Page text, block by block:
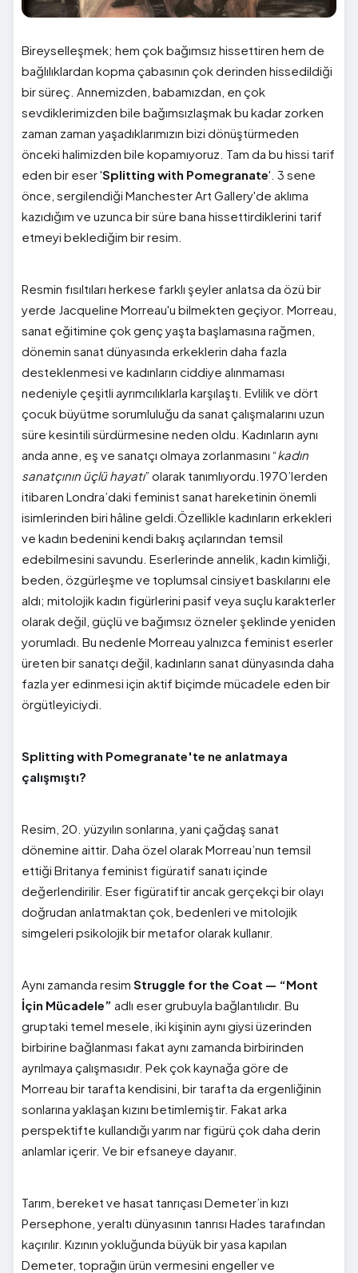
Bireyselleşmek; hem çok bağımsız hissettiren hem de
bağlılıklardan kopma çabasının çok derinden hissedildiği
bir süreç. Annemizden, babamızdan, en çok
sevdiklerimizden bile bağımsızlaşmak bu kadar zorken
zaman zaman yaşadıklarımızın bizi dönüştürmeden
önceki halimizden bile kopamıyoruz. Tam da bu hissi tarif
eden bir eser 'Splitting with Pomegranate'. 3 sene
önce, sergilendiği Manchester Art Gallery'de aklıma
kazıdığım ve uzunca bir süre bana hissettirdiklerini tarif
etmeyi beklediğim bir resim.
Resmin fısıltıları herkese farklı şeyler anlatsa da özü bir
yerde Jacqueline Morreau'u bilmekten geçiyor. Morreau,
sanat eğitimine çok genç yaşta başlamasına rağmen,
dönemin sanat dünyasında erkeklerin daha fazla
desteklenmesi ve kadınların ciddiye alınmaması
nedeniyle çeşitli ayrımcılıklarla karşılaştı. Evlilik ve dört
çocuk büyütme sorumluluğu da sanat çalışmalarını uzun
süre kesintili sürdürmesine neden oldu. Kadınların aynı
anda anne, eş ve sanatçı olmaya zorlanmasını “kadın
sanatçının üçlü hayatı” olarak tanımlıyordu.1970’lerden
itibaren Londra’daki feminist sanat hareketinin önemli
isimlerinden biri hâline geldi.Özellikle kadınların erkekleri
ve kadın bedenini kendi bakış açılarından temsil
edebilmesini savundu. Eserlerinde annelik, kadın kimliği,
beden, özgürleşme ve toplumsal cinsiyet baskılarını ele
aldı; mitolojik kadın figürlerini pasif veya suçlu karakterler
olarak değil, güçlü ve bağımsız özneler şeklinde yeniden
yorumladı. Bu nedenle Morreau yalnızca feminist eserler
üreten bir sanatçı değil, kadınların sanat dünyasında daha
fazla yer edinmesi için aktif biçimde mücadele eden bir
örgütleyiciydi.
Splitting with Pomegranate'te ne anlatmaya
çalışmıştı?
Resim, 20. yüzyılın sonlarına, yani çağdaş sanat
dönemine aittir. Daha özel olarak Morreau’nun temsil
ettiği Britanya feminist figüratif sanatı içinde
değerlendirilir. Eser figüratiftir ancak gerçekçi bir olayı
doğrudan anlatmaktan çok, bedenleri ve mitolojik
simgeleri psikolojik bir metafor olarak kullanır.
Aynı zamanda resim Struggle for the Coat — “Mont
İçin Mücadele” adlı eser grubuyla bağlantılıdır. Bu
gruptaki temel mesele, iki kişinin aynı giysi üzerinden
birbirine bağlanması fakat aynı zamanda birbirinden
ayrılmaya çalışmasıdır. Pek çok kaynağa göre de
Morreau bir tarafta kendisini, bir tarafta da ergenliğinin
sonlarına yaklaşan kızını betimlemiştir. Fakat arka
perspektifte kullandığı yarım nar figürü çok daha derin
anlamlar içerir. Ve bir efsaneye dayanır.
Tarım, bereket ve hasat tanrıçası Demeter’in kızı
Persephone, yeraltı dünyasının tanrısı Hades tarafından
kaçırılır. Kızının yokluğunda büyük bir yasa kapılan
Demeter, toprağın ürün vermesini engeller ve